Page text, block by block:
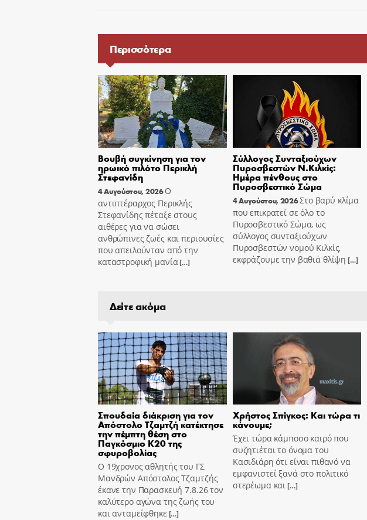
Περισσότερα
Βουβή συγκίνηση για τον
ηρωικό πιλότο Περικλή
Στεφανίδη
4 Αυγούστου, 2026Ο
αντιπτέραρχος Περικλής
Στεφανίδης πέταξε στους
αιθέρες για να σώσει
ανθρώπινες ζωές και περιουσίες
που απειλούνταν από την
καταστροφική μανία[…]
Σύλλογος Συνταξιούχων
Πυροσβεστών Ν.Κιλκίς:
Ημέρα πένθους στο
Πυροσβεστικό Σώμα
4 Αυγούστου, 2026Στο βαρύ κλίμα
που επικρατεί σε όλο το
Πυροσβεστικό Σώμα, ως
σύλλογος συνταξιούχων
Πυροσβεστών νομού Κιλκίς,
εκφράζουμε την βαθιά θλίψη […]
Δείτε ακόμα
Σπουδαία διάκριση για τον
Απόστολο Τζαμτζή κατέκτησε
την πέμπτη θέση στο
Παγκόσμιο Κ20 της
σφυροβολίας
Ο 19χρονος αθλητής του ΓΣ
Μανδρών Απόστολος Τζαμτζής
έκανε την Παρασκευή 7.8.26 τον
καλύτερο αγώνα της ζωής του
και ανταμείφθηκε […]
Χρήστος Σπίγκος: Και τώρα τι
κάνουμε;
Έχει τώρα κάμποσο καιρό που
συζητιέται το όνομα του
Κασιδιάρη ότι είναι πιθανό να
εμφανιστεί ξανά στο πολιτικό
στερέωμα και[…]